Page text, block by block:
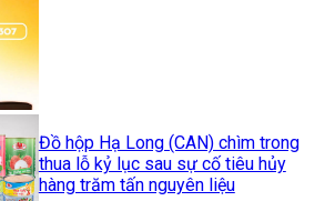
Đồ hộp Hạ Long (CAN) chìm trong
thua lỗ kỷ lục sau sự cố tiêu hủy
hàng trăm tấn nguyên liệu